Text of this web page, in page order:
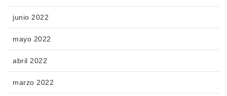
junio 2022
mayo 2022
abril 2022
marzo 2022